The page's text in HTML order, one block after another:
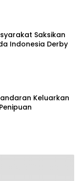
Saksikan
Indonesia Derby
Keluarkan